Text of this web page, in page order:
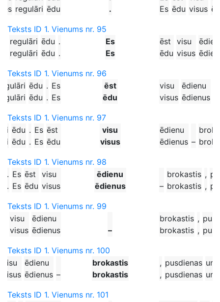
es regulāri ēdu
.
Es ēdu visus
Teksts ID 1. Vienums nr. 95
regulāri
regulāri
ēdu
ēdu
.
.
Es
Es
ēst
ēdu
visu
visus
Teksts ID 1. Vienums nr. 96
ēdu
ēdu
.
.
Es
Es
ēst
ēdu
visu
visus
ēdienu
ēdienus
Teksts ID 1. Vienums nr. 97
ēdu
ēdu
.
.
Es
Es
ēst
ēdu
visu
visus
ēdienu
ēdienus –
Teksts ID 1. Vienums nr. 98
.
.
Es
Es
ēst
ēdu
visu
visus
ēdienu
ēdienus
–
brokastis
brokastis
,
,
Teksts ID 1. Vienums nr. 99
visu
visus
ēdienu
ēdienus
–
brokastis
brokastis
,
,
Teksts ID 1. Vienums nr. 100
visu
visus
ēdienu
ēdienus –
brokastis
brokastis
,
,
pusdienas
pusdienas
un
un
Teksts ID 1. Vienums nr. 101